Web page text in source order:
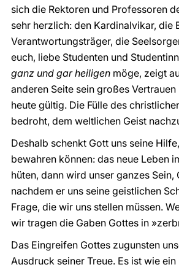
sich die Rektoren und Professoren
sehr herzlich: den Kardinalvikar,
Verantwortungsträger, die
euch, liebe Studenten und
ganz und gar heiligen möge, zeigt
anderen Seite sein großes
heute gültig. Die Fülle des
bedroht, dem weltlichen Geist
Deshalb schenkt Gott uns seine
bewahren können: das neue Leben
hüten, dann wird unser ganzes Sein,
nachdem er uns seine geistlichen
Frage, die wir uns stellen müssen.
wir tragen die Gaben Gottes in
Das Eingreifen Gottes zugunsten
Ausdruck seiner Treue. Es ist wie